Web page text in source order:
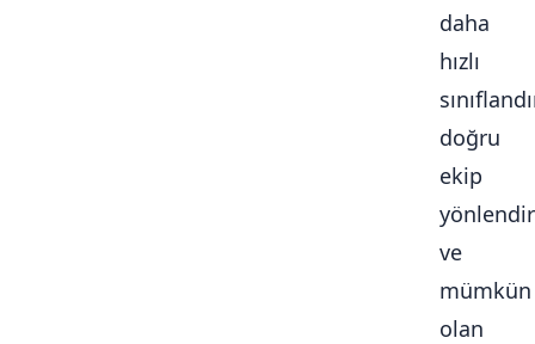
daha
hızlı
doğru
ekip
ve
mümkün
olan